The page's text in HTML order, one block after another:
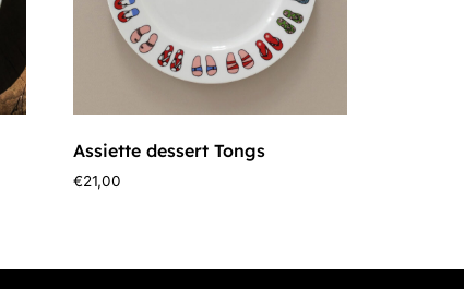
Assiette dessert Tongs
€21,00